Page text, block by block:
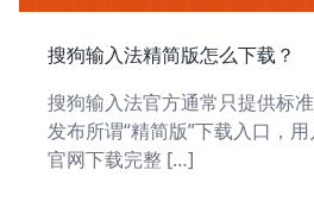
搜狗输入法精简版怎么下载？
搜狗输入法官方通常只提供标
发布所谓“精简版”下载入口，
官网下载完整 […]